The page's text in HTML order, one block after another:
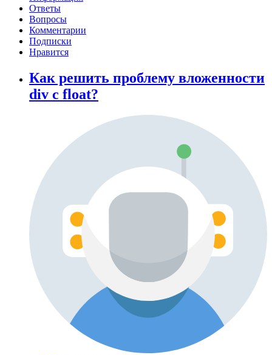
Ответы
Вопросы
Комментарии
Подписки
Нравится
Как решить проблему вложенности
div с float?